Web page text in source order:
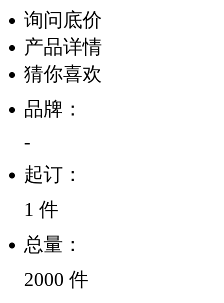
询问底价
产品详情
猜你喜欢
品牌：
-
起订：
1 件
总量：
2000 件